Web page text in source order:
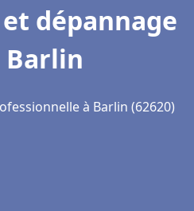
dépannage
Barlin
à Barlin (62620)